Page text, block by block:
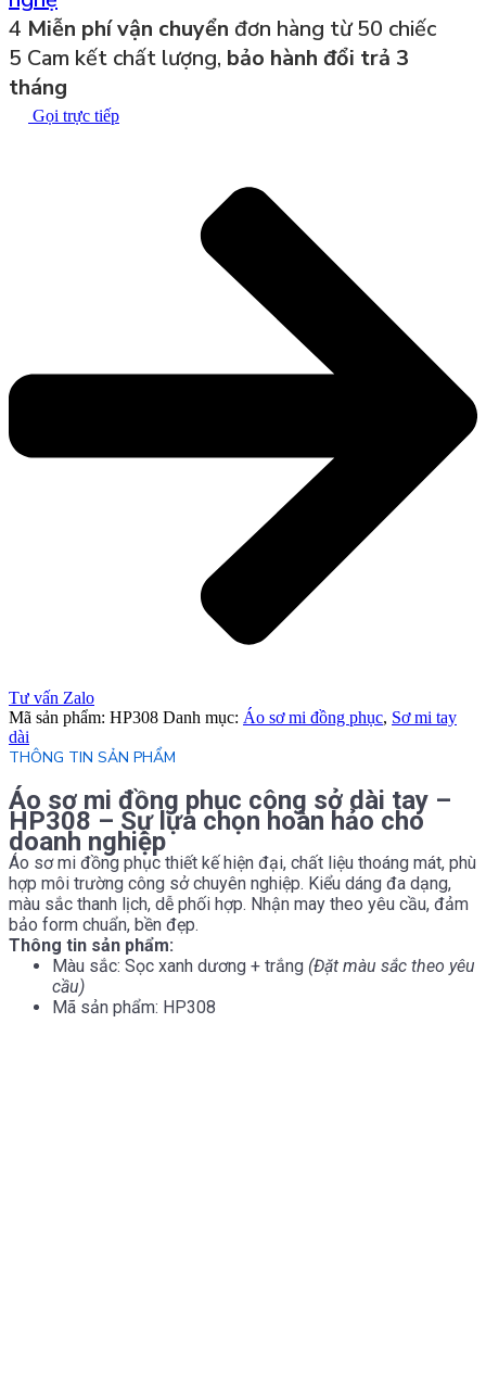
4 Miễn phí vận chuyển đơn hàng từ 50 chiếc
5 Cam kết chất lượng, bảo hành đổi trả 3
tháng
Gọi trực tiếp
Tư vấn Zalo
Mã sản phẩm: HP308 Danh mục: Áo sơ mi đồng phục, Sơ mi tay
dài
THÔNG TIN SẢN PHẨM
Áo sơ mi đồng phục công sở dài tay –
HP308 – Sự lựa chọn hoàn hảo cho
doanh nghiệp
Áo sơ mi đồng phục thiết kế hiện đại, chất liệu thoáng mát, phù
hợp môi trường công sở chuyên nghiệp. Kiểu dáng đa dạng,
màu sắc thanh lịch, dễ phối hợp. Nhận may theo yêu cầu, đảm
bảo form chuẩn, bền đẹp.
Thông tin sản phẩm:
Màu sắc: Sọc xanh dương + trắng (Đặt màu sắc theo yêu
cầu)
Mã sản phẩm: HP308